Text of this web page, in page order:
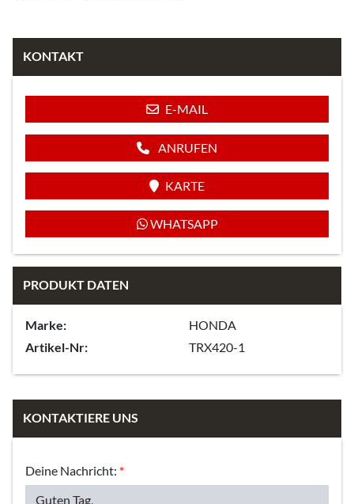
KONTAKT
E-MAIL
ANRUFEN
KARTE
WHATSAPP
PRODUKT DATEN
Marke:
HONDA
Artikel-Nr:
TRX420-1
KONTAKTIERE UNS
Deine Nachricht: *